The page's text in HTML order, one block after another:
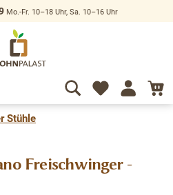
Mo.-Fr. 10–18 Uhr, Sa. 10–16 Uhr
Stühle
Freischwinger -